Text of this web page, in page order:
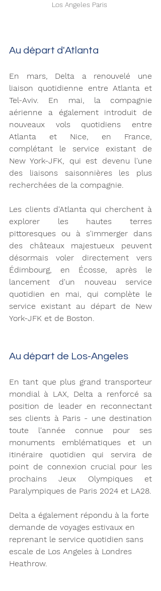
Los Angeles Paris
Au départ d'Atlanta
En mars, Delta a renouvelé une
liaison quotidienne entre Atlanta et
Tel-Aviv. En mai, la compagnie
aérienne a également introduit de
nouveaux vols quotidiens entre
Atlanta et Nice, en France,
complétant le service existant de
New York-JFK, qui est devenu l'une
des liaisons saisonnières les plus
recherchées de la compagnie.
Les clients d'Atlanta qui cherchent à
explorer les hautes terres
pittoresques ou à s'immerger dans
des châteaux majestueux peuvent
désormais voler directement vers
Édimbourg, en Écosse, après le
lancement d'un nouveau service
quotidien en mai, qui complète le
service existant au départ de New
York-JFK et de Boston.
Au départ de Los-Angeles
En tant que plus grand transporteur
mondial à LAX, Delta a renforcé sa
position de leader en reconnectant
ses clients à Paris - une destination
toute l'année connue pour ses
monuments emblématiques et un
itinéraire quotidien qui servira de
point de connexion crucial pour les
prochains Jeux Olympiques et
Paralympiques de Paris 2024 et LA28.
Delta a également répondu à la forte
demande de voyages estivaux en
reprenant le service quotidien sans
escale de Los Angeles à Londres
Heathrow.